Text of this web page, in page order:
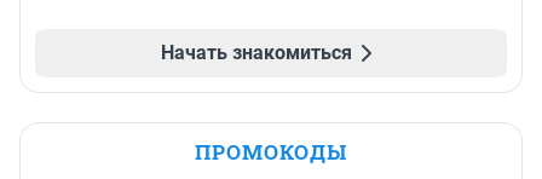
Начать знакомиться
ПРОМОКОДЫ